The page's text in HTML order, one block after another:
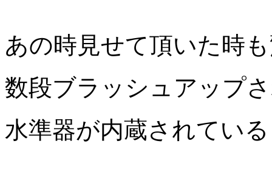
あの時見せて頂いた時
数段ブラッシュアップ
水準器が内蔵されてい